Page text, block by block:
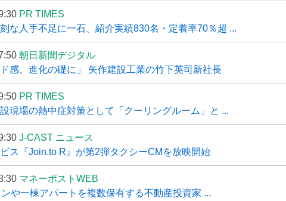
PR TIMES
な人手不足に一石、紹介実績830名・定着率70％超 ...
朝日新聞デジタル
ド感、進化の礎に」 矢作建設工業の竹下英司新社長
PR TIMES
現場の熱中症対策として「クーリングルーム」と ...
J-CAST ニュース
ス『Join.to R』が第2弾タクシーCMを放映開始
マネーポストWEB
や一棟アパートを複数保有する不動産投資家 ...